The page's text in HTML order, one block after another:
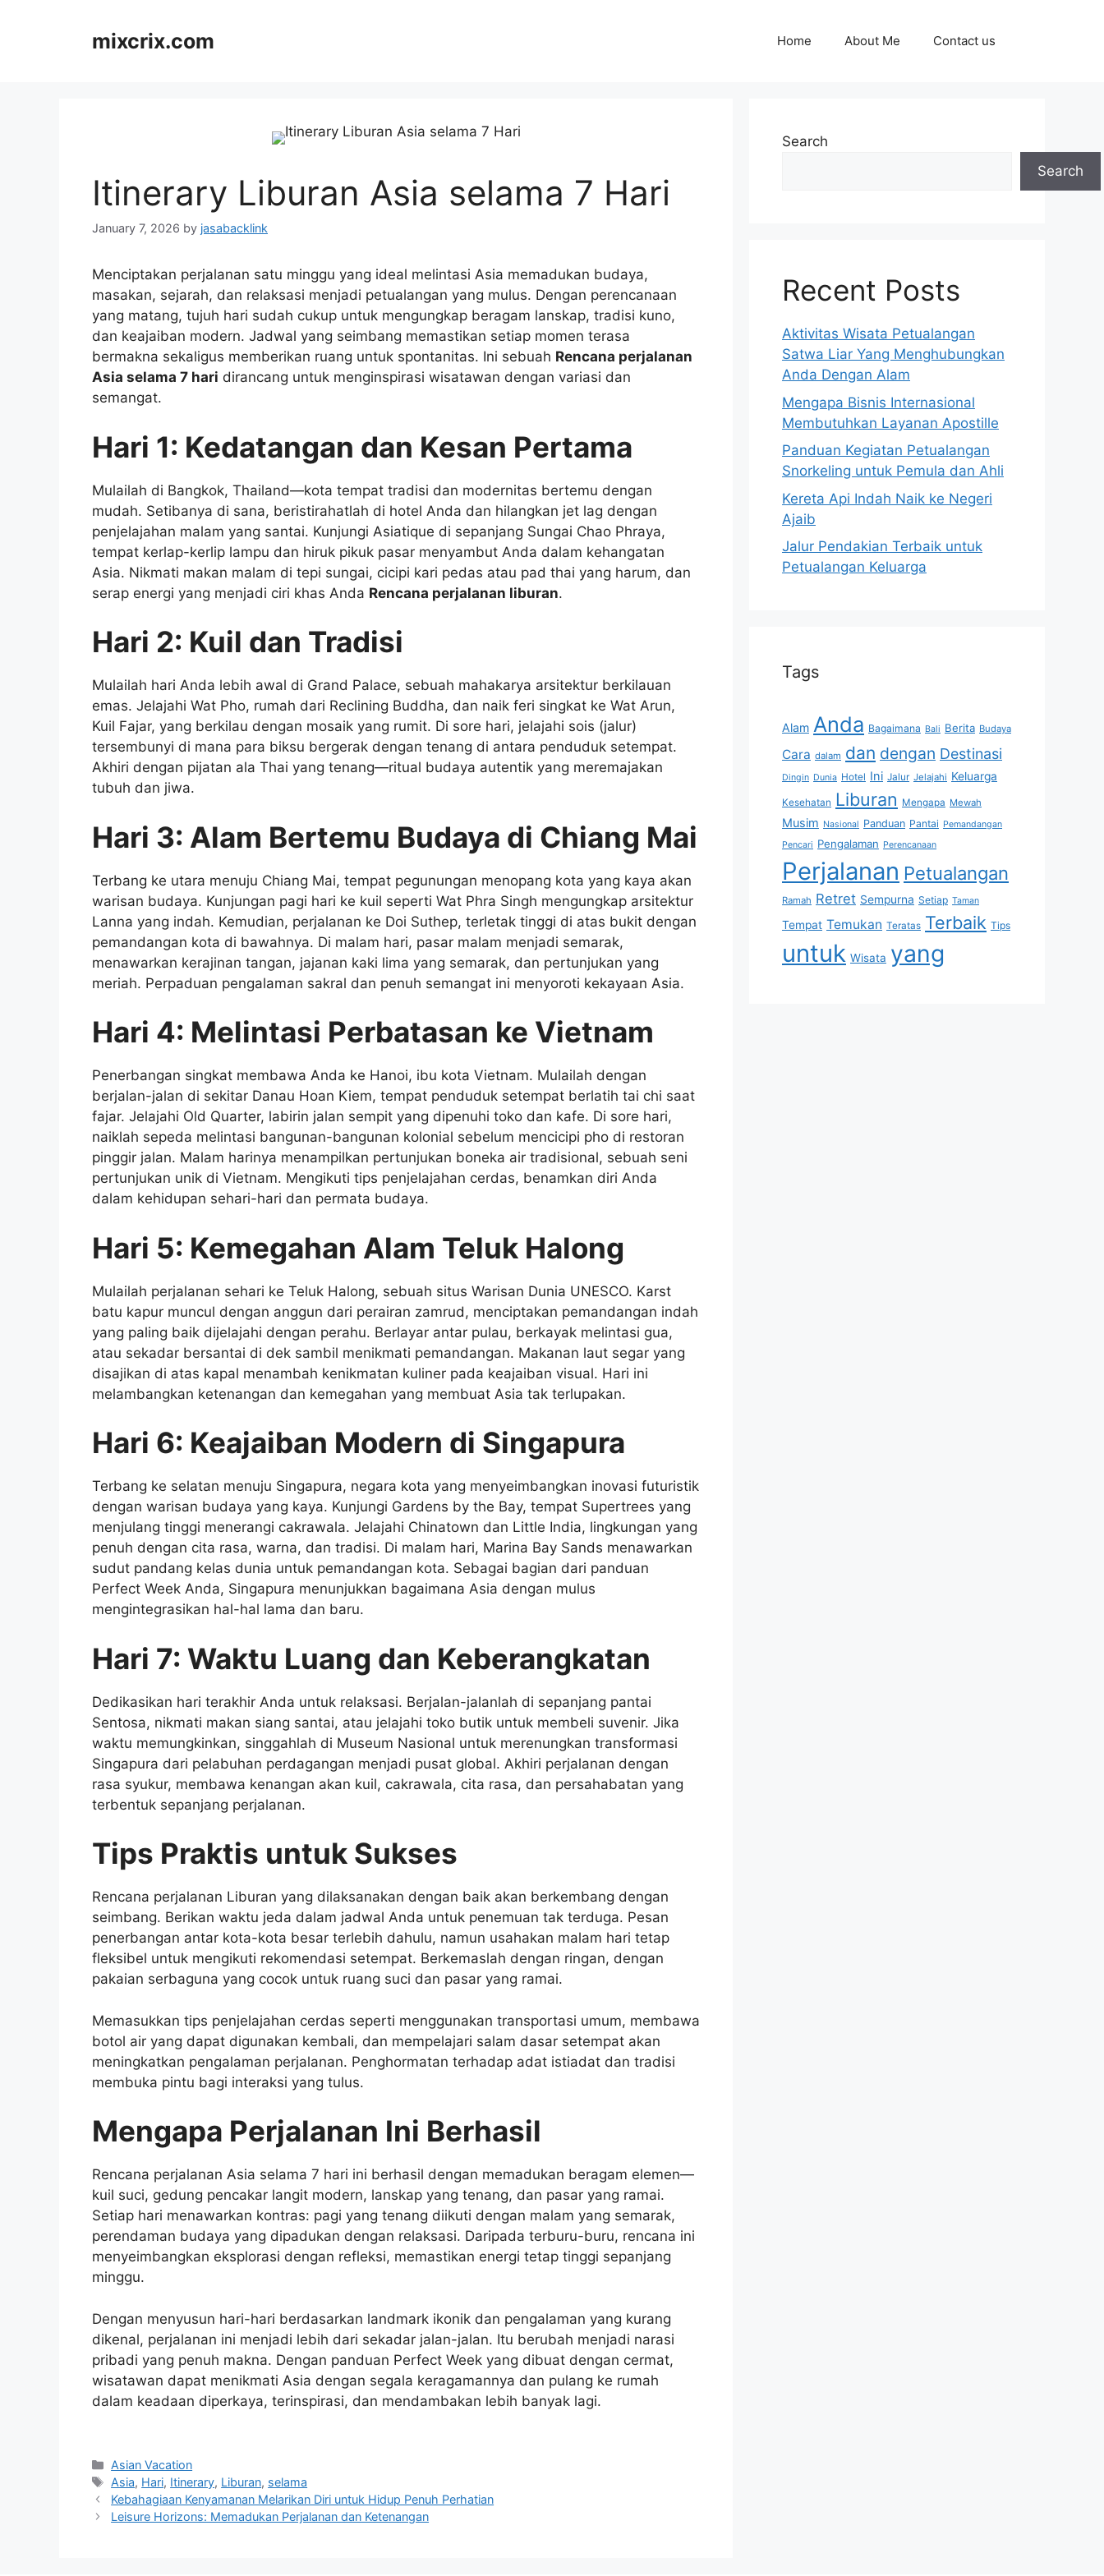
mixcrix.com Home About Me Contact us
Itinerary Liburan Asia selama 7 Hari
January 7, 2026 by jasabacklink
Menciptakan perjalanan satu minggu yang ideal melintasi Asia memadukan budaya,
masakan, sejarah, dan relaksasi menjadi petualangan yang mulus. Dengan perencanaan
yang matang, tujuh hari sudah cukup untuk mengungkap beragam lanskap, tradisi kuno,
dan keajaiban modern. Jadwal yang seimbang memastikan setiap momen terasa
bermakna sekaligus memberikan ruang untuk spontanitas. Ini sebuah Rencana perjalanan
Asia selama 7 hari dirancang untuk menginspirasi wisatawan dengan variasi dan
semangat.
Hari 1: Kedatangan dan Kesan Pertama
Mulailah di Bangkok, Thailand—kota tempat tradisi dan modernitas bertemu dengan
mudah. Setibanya di sana, beristirahatlah di hotel Anda dan hilangkan jet lag dengan
penjelajahan malam yang santai. Kunjungi Asiatique di sepanjang Sungai Chao Phraya,
tempat kerlap-kerlip lampu dan hiruk pikuk pasar menyambut Anda dalam kehangatan
Asia. Nikmati makan malam di tepi sungai, cicipi kari pedas atau pad thai yang harum, dan
serap energi yang menjadi ciri khas Anda Rencana perjalanan liburan.
Hari 2: Kuil dan Tradisi
Mulailah hari Anda lebih awal di Grand Palace, sebuah mahakarya arsitektur berkilauan
emas. Jelajahi Wat Pho, rumah dari Reclining Buddha, dan naik feri singkat ke Wat Arun,
Kuil Fajar, yang berkilau dengan mosaik yang rumit. Di sore hari, jelajahi sois (jalur)
tersembunyi di mana para biksu bergerak dengan tenang di antara penduduk setempat.
Akhiri dengan pijatan ala Thai yang tenang—ritual budaya autentik yang meremajakan
tubuh dan jiwa.
Hari 3: Alam Bertemu Budaya di Chiang Mai
Terbang ke utara menuju Chiang Mai, tempat pegunungan menopang kota yang kaya akan
warisan budaya. Kunjungan pagi hari ke kuil seperti Wat Phra Singh mengungkap arsitektur
Lanna yang indah. Kemudian, perjalanan ke Doi Suthep, terletak tinggi di atas bukit dengan
pemandangan kota di bawahnya. Di malam hari, pasar malam menjadi semarak,
menawarkan kerajinan tangan, jajanan kaki lima yang semarak, dan pertunjukan yang
meriah. Perpaduan pengalaman sakral dan penuh semangat ini menyoroti kekayaan Asia.
Hari 4: Melintasi Perbatasan ke Vietnam
Penerbangan singkat membawa Anda ke Hanoi, ibu kota Vietnam. Mulailah dengan
berjalan-jalan di sekitar Danau Hoan Kiem, tempat penduduk setempat berlatih tai chi saat
fajar. Jelajahi Old Quarter, labirin jalan sempit yang dipenuhi toko dan kafe. Di sore hari,
naiklah sepeda melintasi bangunan-bangunan kolonial sebelum mencicipi pho di restoran
pinggir jalan. Malam harinya menampilkan pertunjukan boneka air tradisional, sebuah seni
pertunjukan unik di Vietnam. Mengikuti tips penjelajahan cerdas, benamkan diri Anda
dalam kehidupan sehari-hari dan permata budaya.
Hari 5: Kemegahan Alam Teluk Halong
Mulailah perjalanan sehari ke Teluk Halong, sebuah situs Warisan Dunia UNESCO. Karst
batu kapur muncul dengan anggun dari perairan zamrud, menciptakan pemandangan indah
yang paling baik dijelajahi dengan perahu. Berlayar antar pulau, berkayak melintasi gua,
atau sekadar bersantai di dek sambil menikmati pemandangan. Makanan laut segar yang
disajikan di atas kapal menambah kenikmatan kuliner pada keajaiban visual. Hari ini
melambangkan ketenangan dan kemegahan yang membuat Asia tak terlupakan.
Hari 6: Keajaiban Modern di Singapura
Terbang ke selatan menuju Singapura, negara kota yang menyeimbangkan inovasi futuristik
dengan warisan budaya yang kaya. Kunjungi Gardens by the Bay, tempat Supertrees yang
menjulang tinggi menerangi cakrawala. Jelajahi Chinatown dan Little India, lingkungan yang
penuh dengan cita rasa, warna, dan tradisi. Di malam hari, Marina Bay Sands menawarkan
sudut pandang kelas dunia untuk pemandangan kota. Sebagai bagian dari panduan
Perfect Week Anda, Singapura menunjukkan bagaimana Asia dengan mulus
mengintegrasikan hal-hal lama dan baru.
Hari 7: Waktu Luang dan Keberangkatan
Dedikasikan hari terakhir Anda untuk relaksasi. Berjalan-jalanlah di sepanjang pantai
Sentosa, nikmati makan siang santai, atau jelajahi toko butik untuk membeli suvenir. Jika
waktu memungkinkan, singgahlah di Museum Nasional untuk merenungkan transformasi
Singapura dari pelabuhan perdagangan menjadi pusat global. Akhiri perjalanan dengan
rasa syukur, membawa kenangan akan kuil, cakrawala, cita rasa, dan persahabatan yang
terbentuk sepanjang perjalanan.
Tips Praktis untuk Sukses
Rencana perjalanan Liburan yang dilaksanakan dengan baik akan berkembang dengan
seimbang. Berikan waktu jeda dalam jadwal Anda untuk penemuan tak terduga. Pesan
penerbangan antar kota-kota besar terlebih dahulu, namun usahakan malam hari tetap
fleksibel untuk mengikuti rekomendasi setempat. Berkemaslah dengan ringan, dengan
pakaian serbaguna yang cocok untuk ruang suci dan pasar yang ramai.
Memasukkan tips penjelajahan cerdas seperti menggunakan transportasi umum, membawa
botol air yang dapat digunakan kembali, dan mempelajari salam dasar setempat akan
meningkatkan pengalaman perjalanan. Penghormatan terhadap adat istiadat dan tradisi
membuka pintu bagi interaksi yang tulus.
Mengapa Perjalanan Ini Berhasil
Rencana perjalanan Asia selama 7 hari ini berhasil dengan memadukan beragam elemen—
kuil suci, gedung pencakar langit modern, lanskap yang tenang, dan pasar yang ramai.
Setiap hari menawarkan kontras: pagi yang tenang diikuti dengan malam yang semarak,
perendaman budaya yang dipadukan dengan relaksasi. Daripada terburu-buru, rencana ini
menyeimbangkan eksplorasi dengan refleksi, memastikan energi tetap tinggi sepanjang
minggu.
Dengan menyusun hari-hari berdasarkan landmark ikonik dan pengalaman yang kurang
dikenal, perjalanan ini menjadi lebih dari sekadar jalan-jalan. Itu berubah menjadi narasi
pribadi yang penuh makna. Dengan panduan Perfect Week yang dibuat dengan cermat,
wisatawan dapat menikmati Asia dengan segala keragamannya dan pulang ke rumah
dalam keadaan diperkaya, terinspirasi, dan mendambakan lebih banyak lagi.
pos
Categories
Asian Vacation
Tags
Asia, Hari, Itinerary, Liburan, selama
Kebahagiaan Kenyamanan Melarikan Diri untuk Hidup Penuh Perhatian
Leisure Horizons: Memadukan Perjalanan dan Ketenangan
Search
Search
Recent Posts
Aktivitas Wisata Petualangan
Satwa Liar Yang Menghubungkan
Anda Dengan Alam
Mengapa Bisnis Internasional
Membutuhkan Layanan Apostille
Panduan Kegiatan Petualangan
Snorkeling untuk Pemula dan Ahli
Kereta Api Indah Naik ke Negeri
Ajaib
Jalur Pendakian Terbaik untuk
Petualangan Keluarga
Tags
Alam Anda Bagaimana Bali Berita Budaya
Cara dalam dan dengan Destinasi
Dingin Dunia Hotel Ini Jalur Jelajahi Keluarga
Kesehatan Liburan Mengapa Mewah
Musim Nasional Panduan Pantai Pemandangan
Pencari Pengalaman Perencanaan
Perjalanan Petualangan
Ramah Retret Sempurna Setiap Taman
Tempat Temukan Teratas Terbaik Tips
untuk Wisata yang